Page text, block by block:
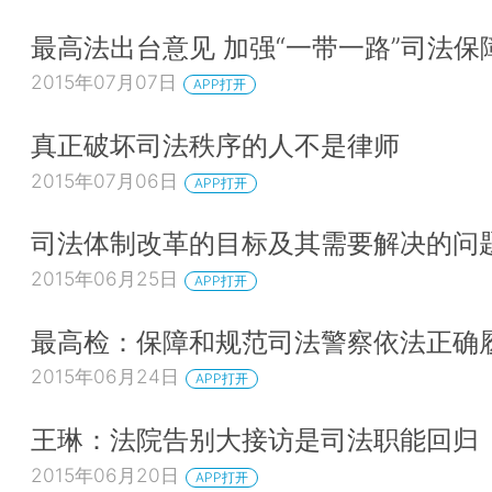
最高法出台意见 加强“一带一路”司法保
2015年07月07日 APP打开
真正破坏司法秩序的人不是律师
2015年07月06日 APP打开
司法体制改革的目标及其需要解决的问
2015年06月25日 APP打开
最高检：保障和规范司法警察依法正确
2015年06月24日 APP打开
王琳：法院告别大接访是司法职能回归
2015年06月20日 APP打开